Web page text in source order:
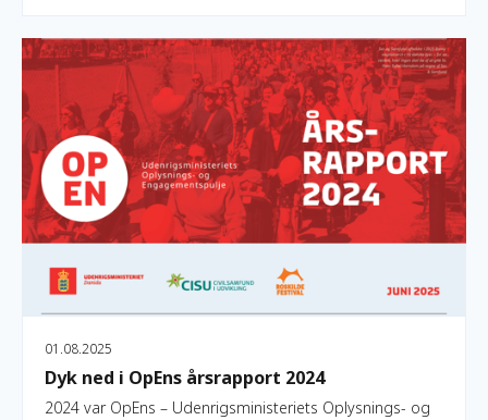
01.08.2025
Dyk ned i OpEns årsrapport 2024
2024 var OpEns – Udenrigsministeriets Oplysnings- og
Dyk ned i OpEns årsrapport 2024